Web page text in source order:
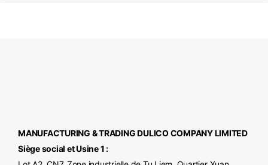
MANUFACTURING & TRADINGDULICOCOMPANY LIMITED
Siège social et Usine 1 :